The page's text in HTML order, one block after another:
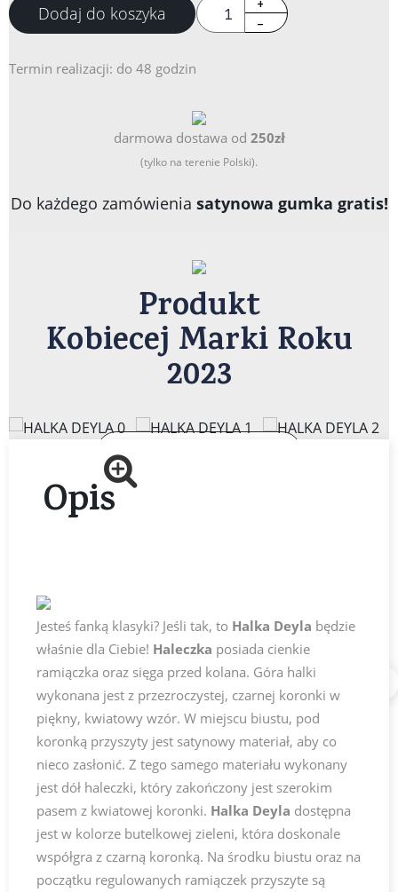
Dodaj do koszyka
Termin realizacji: do 48 godzin
darmowa dostawa od 250zł
(tylko na terenie Polski).
udostępnij
Do każdego zamówienia satynowa gumka gratis!
Produkt
Kobiecej Marki Roku
2023
Dowiedz się więcej
Opis
Jesteś fanką klasyki? Jeśli tak, to Halka Deyla będzie
właśnie dla Ciebie! Haleczka posiada cienkie
ramiączka oraz sięga przed kolana. Góra halki
wykonana jest z przezroczystej, czarnej koronki w
piękny, kwiatowy wzór. W miejscu biustu, pod
koronką przyszyty jest satynowy materiał, aby co
nieco zasłonić. Z tego samego materiału wykonany
jest dół haleczki, który zakończony jest szerokim
pasem z kwiatowej koronki. Halka Deyla dostępna
jest w kolorze butelkowej zieleni, która doskonale
współgra z czarną koronką. Na środku biustu oraz na
początku regulowanych ramiączek przyszyte są